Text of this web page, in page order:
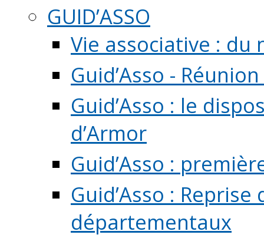
GUID’ASSO
Vie associative : du
Guid’Asso -
Guid’Asso : le
d’Armor
Guid’Asso :
Guid’Asso :
départementaux